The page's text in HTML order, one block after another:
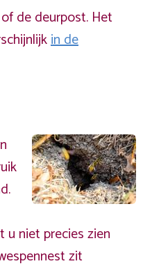
de deurpost. Het
in de
u niet precies zien
zit